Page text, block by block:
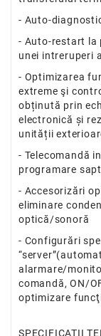
- Auto-
- Auto-restart la
unei intreruperi
- Optimizarea
extreme şi
obținută prin
electronică și
unității
- Telecomandă
programare
- Accesorizări
eliminare
optică/sonoră
- Configurări
alarmare/
comandă, ON/
optimizare
SPECIFICATII